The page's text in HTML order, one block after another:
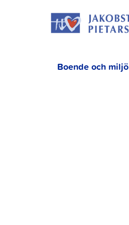
Boende och miljö